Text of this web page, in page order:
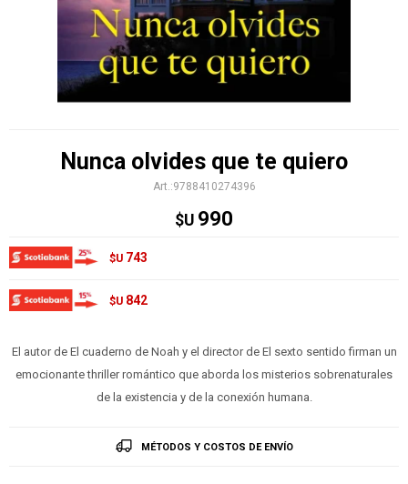
Nunca olvides que te quiero
9788410274396
$U 990
$U 743
$U 842
El autor de El cuaderno de Noah y el director de El sexto sentido firman un
emocionante thriller romántico que aborda los misterios sobrenaturales
de la existencia y de la conexión humana.
MÉTODOS Y COSTOS DE ENVÍO